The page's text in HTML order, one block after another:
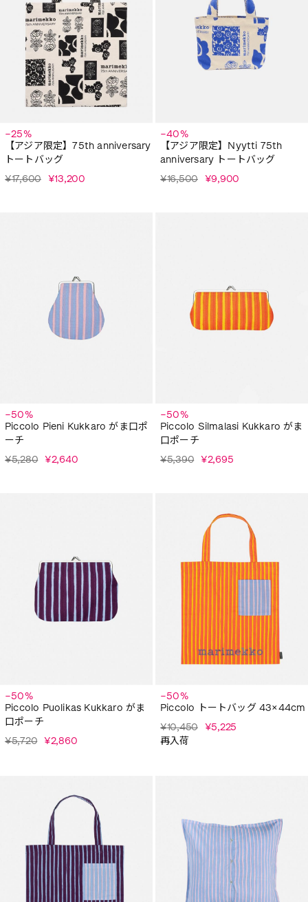
−25%
【アジア限定】75th anniversary
トートバッグ
¥17,600 ¥13,200
−40%
【アジア限定】Nyytti 75th
anniversary トートバッグ
¥16,500 ¥9,900
−50%
Piccolo Pieni Kukkaro がま口ポ
ーチ
¥5,280 ¥2,640
−50%
Piccolo Silmalasi Kukkaro がま
口ポーチ
¥5,390 ¥2,695
−50%
Piccolo Puolikas Kukkaro がま
口ポーチ
¥5,720 ¥2,860
−50%
Piccolo トートバッグ 43×44cm
¥10,450 ¥5,225
再入荷